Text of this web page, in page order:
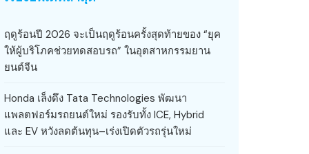
ฤดูร้อนปี 2026 จะเป็นฤดูร้อนครั้งสุดท้ายของ “ยุค
ให้ผู้บริโภคช่วยทดสอบรถ” ในอุตสาหกรรมยาน
ยนต์จีน
Honda เล็งดึง Tata Technologies พัฒนา
แพลตฟอร์มรถยนต์ใหม่ รองรับทั้ง ICE, Hybrid
และ EV หวังลดต้นทุน–เร่งเปิดตัวรถรุ่นใหม่